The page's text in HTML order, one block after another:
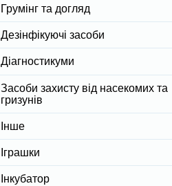
Грумінг та догляд
Дезінфікуючі засоби
Діагностикуми
Засоби захисту від насекомих та
гризунів
Інше
Іграшки
Інкубатор